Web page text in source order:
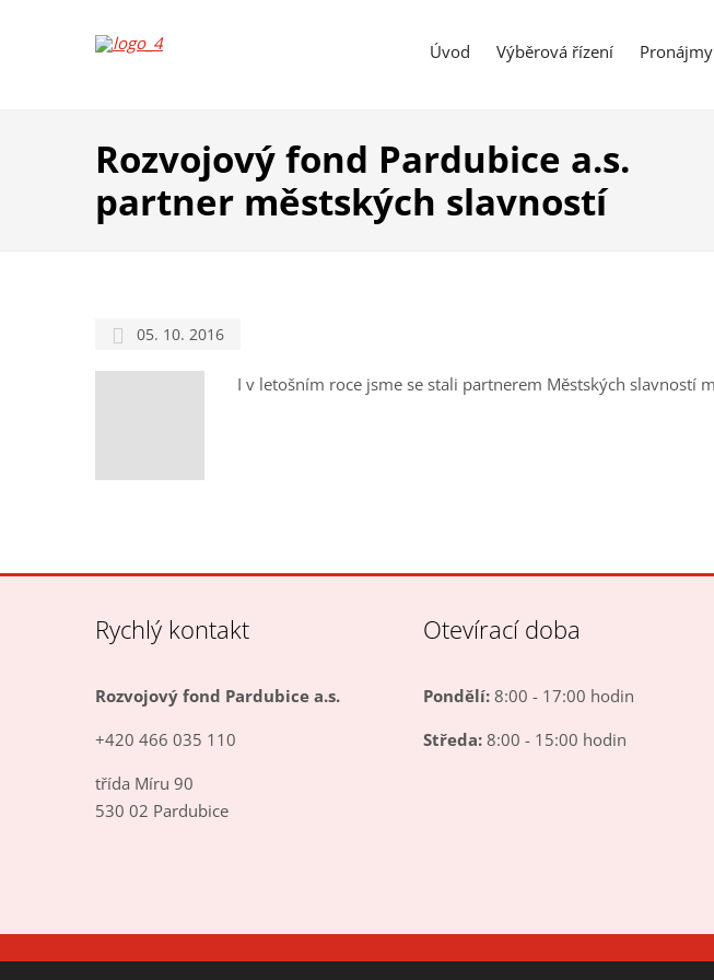
Úvod Výběrová řízení Pronájmy
Rozvojový fond Pardubice a.s.
partner městských slavností
05. 10. 2016
I v letošním roce jsme se stali partnerem Městských slavností
Rychlý kontakt
Rozvojový fond Pardubice a.s.
+420 466 035 110
třída Míru 90
530 02 Pardubice
Otevírací doba
Pondělí:8:00 - 17:00 hodin
Středa:8:00 - 15:00 hodin